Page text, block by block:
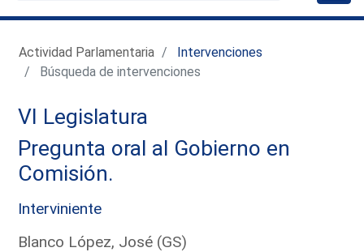
Actividad Parlamentaria
Intervenciones
Búsqueda de intervenciones
VI Legislatura
Pregunta oral al Gobierno en
Comisión.
Interviniente
Blanco López, José (GS)